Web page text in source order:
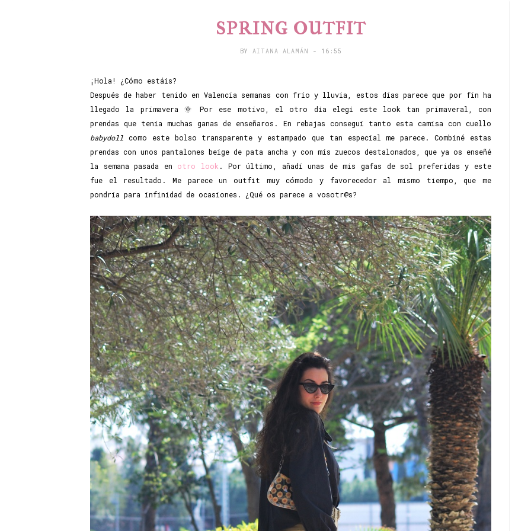
SPRING OUTFIT
BY AITANA ALAMÁN - 16:55
¡Hola! ¿Cómo estáis?
Después de haber tenido en Valencia semanas con frío y lluvia, estos días parece que por fin ha
llegado la primavera 🌞 Por ese motivo, el otro día elegí este look tan primaveral, con
prendas que tenía muchas ganas de enseñaros. En rebajas conseguí tanto esta camisa con cuello
babydoll como este bolso transparente y estampado que tan especial me parece. Combiné estas
prendas con unos pantalones beige de pata ancha y con mis zuecos destalonados, que ya os enseñé
la semana pasada en otro look . Por último, añadí unas de mis gafas de sol preferidas y este
fue el resultado. Me parece un outfit muy cómodo y favorecedor al mismo tiempo, que me
pondría para infinidad de ocasiones. ¿Qué os parece a vosotr@s?